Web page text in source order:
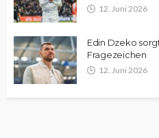
12. Juni 2026
Edin Dzeko
Fragezeichen
12. Juni 2026